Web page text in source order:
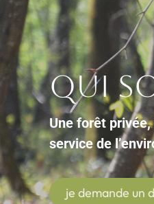
Qui
Une forêt
service de
je demande un